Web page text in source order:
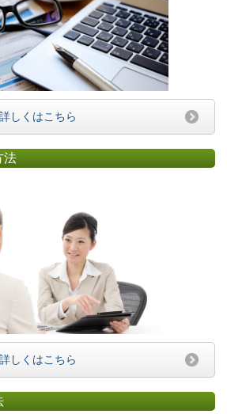
詳しくはこちら
法
詳しくはこちら